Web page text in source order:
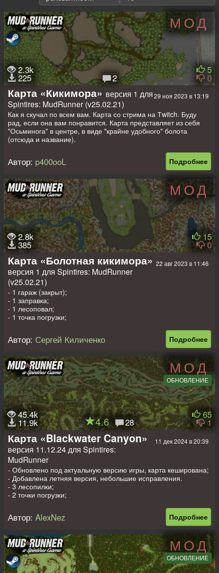
МОД
2.3k
225 2
5
0
29 ноя 2023 в 13:19
Карта «Кикимора» версия 1 для
Spintires: MudRunner (v25.02.21)
Как я скучал по всем вам. Карта со стрима на Тwitch. Буду
рад, если она вам понравится. Карта представляет из себя
"Осьминога" в центре, в виде "крайне удобного" болота
(отсюда и название).
- Лесопилок: 6;
- Точек сбора: 3;
- Гараж: 1 (открытый);
- Заправка: 1.
Стартуете в гараже, рядом имеется сарай ГСМ. Дальше сами!
Подробнее
Автор: p400ooL
МОД
2.8k
385
15
0
22 авг 2023 в 11:46
Карта «Болотная кикимора»
версия 1 для Spintires: MudRunner
(v25.02.21)
- 1 гараж (закрыт);
- 1 заправка;
- 1 лесоповал;
- 1 точка погрузки;
- 6 точек разведки;
- Размер карты: 800x800 м.
Приятных покатушек!
Подробнее
Автор: Сергей Киличенко
МОД
ОБНОВЛЕНИЕ
45.4k
11.9k 4.6 28
65
1
11 дек 2024 в 20:39
Карта «Blackwater Canyon»
версия 11.12.24 для Spintires:
MudRunner
- Обновлено под актуальную версию игры, карта кеширована;
- Добавлена летняя версия, небольшие исправления.
- 3 лесопилки;
- 2 точки погрузки;
- 3 заправки;
- 8 локаций рандомного спавна машин.
Размер карты: 1х1км. (лето и осень)
Автор карты: Blackwater_CA
Автор конверта и адаптации: AlexNez
Подробнее
Автор: AlexNez
МОД
ОБНОВЛЕНИЕ